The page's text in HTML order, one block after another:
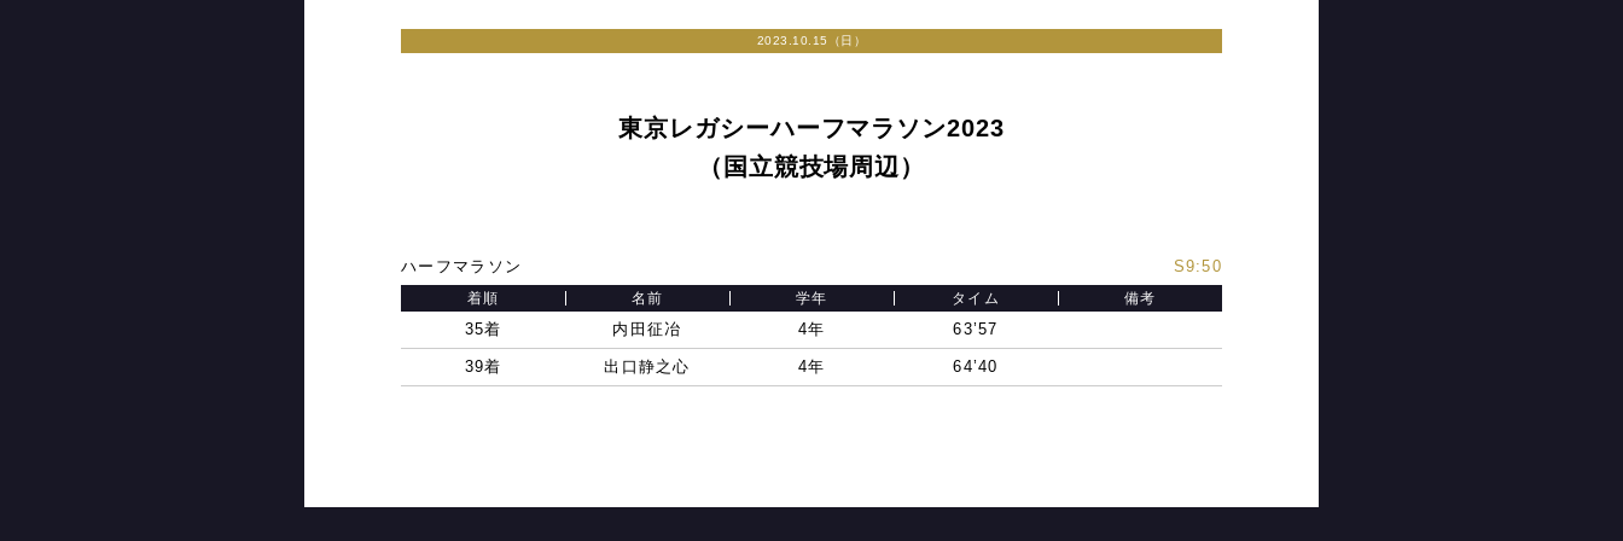
2023.10.15（日）
東京レガシーハーフマラソン2023
（国立競技場周辺）
ハーフマラソン S9:50
着順 名前 学年 タイム 備考
35着 内田征冶 4年 63’57
39着 出口静之心 4年 64’40